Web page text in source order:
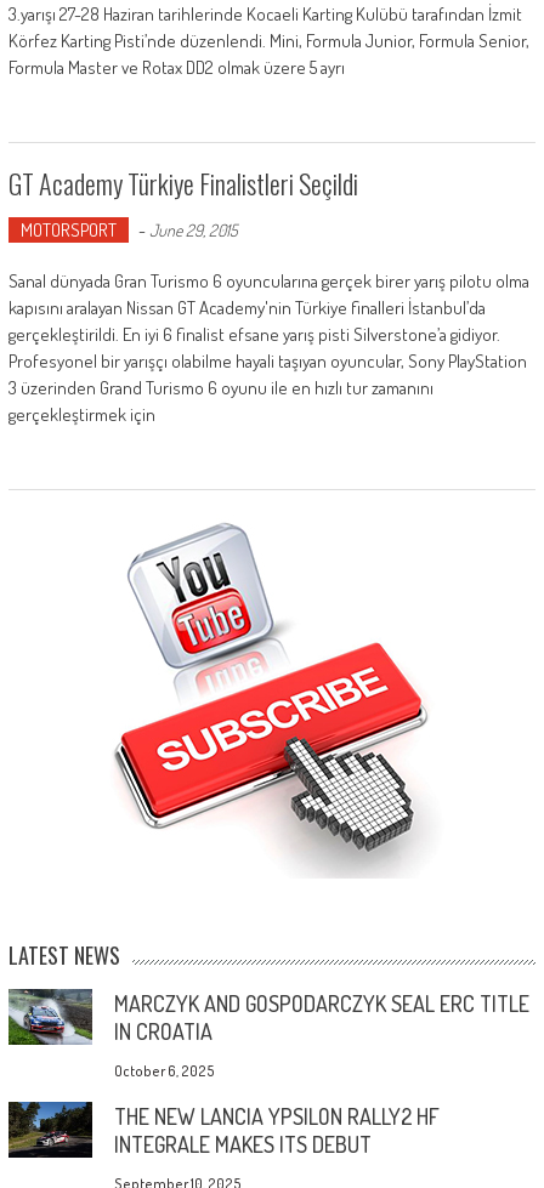
3.yarışı 27-28 Haziran tarihlerinde Kocaeli Karting Kulübü tarafından İzmit
Körfez Karting Pisti’nde düzenlendi. Mini, Formula Junior, Formula Senior,
Formula Master ve Rotax DD2 olmak üzere 5 ayrı
GT Academy Türkiye Finalistleri Seçildi
MOTORSPORT -June 29, 2015
Sanal dünyada Gran Turismo 6 oyuncularına gerçek birer yarış pilotu olma
kapısını aralayan Nissan GT Academy'nin Türkiye finalleri İstanbul’da
gerçekleştirildi. En iyi 6 finalist efsane yarış pisti Silverstone’a gidiyor.
Profesyonel bir yarışçı olabilme hayali taşıyan oyuncular, Sony PlayStation
3 üzerinden Grand Turismo 6 oyunu ile en hızlı tur zamanını
gerçekleştirmek için
LATEST NEWS
MARCZYK AND GOSPODARCZYK SEAL ERC TITLE
IN CROATIA
October 6, 2025
THE NEW LANCIA YPSILON RALLY2 HF
INTEGRALE MAKES ITS DEBUT
September 10, 2025